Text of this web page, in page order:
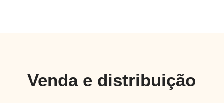
Venda e distribuição